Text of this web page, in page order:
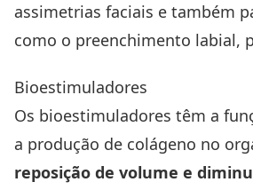
assimetrias faciais e também
como o preenchimento labial,
Bioestimuladores
Os bioestimuladores têm a
a produção de colágeno no
reposição de volume e